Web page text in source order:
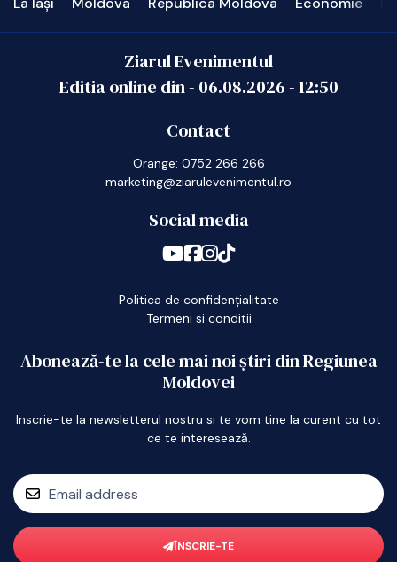
Ziarul Evenimentul
Editia online din - 06.08.2026-12:50
Contact
Orange: 0752 266 266
marketing@ziarulevenimentul.ro
Social media
Politica de confidențialitate
Termeni si conditii
Abonează-te la cele mai noi știri din Regiunea
Moldovei
Inscrie-te la newsletterul nostru si te vom tine la curent cu tot
ce te interesează.
ÎNSCRIE-TE